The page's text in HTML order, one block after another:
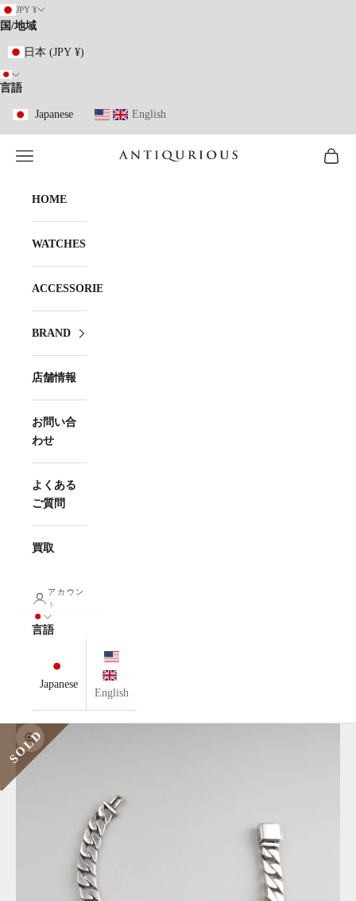
コンテンツへスキップ
JPY ¥
国/地域
日本 (JPY ¥)
言語
Japanese English
ANTIQURIOUS
メニューを開く カー
HOME
WATCHES
ACCESSORIES
BRAND
店舗情報
お問い合
わせ
よくある
ご質問
買取
アカウン
ト
言語
Japanese
English
ズームイン
SOLD